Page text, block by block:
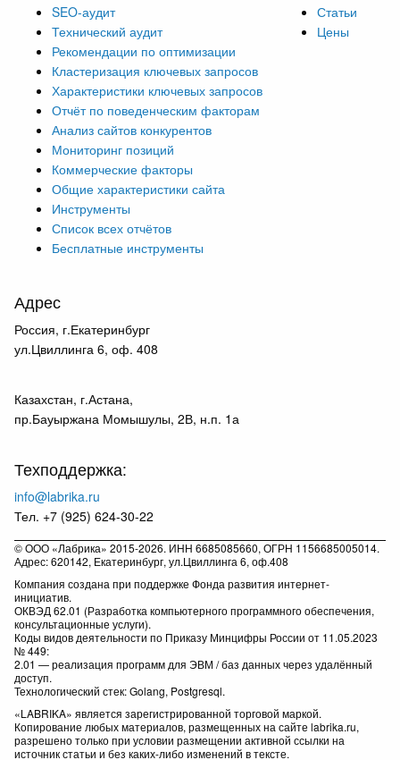
SEO-аудит
Технический аудит
Рекомендации по оптимизации
Кластеризация ключевых запросов
Характеристики ключевых запросов
Отчёт по поведенческим факторам
Анализ сайтов конкурентов
Мониторинг позиций
Коммерческие факторы
Общие характеристики сайта
Инструменты
Список всех отчётов
Бесплатные инструменты
Статьи
Цены
Адрес
Россия, г.Екатеринбург
ул.Цвиллинга 6, оф. 408
Казахстан, г.Астана,
пр.Бауыржана Момышулы, 2В, н.п. 1а
Техподдержка:
info@labrika.ru
Тел. +7 (925) 624-30-22
© ООО «Лабрика» 2015-2026. ИНН 6685085660, ОГРН 1156685005014.
Адрес: 620142, Екатеринбург, ул.Цвиллинга 6, оф.408
Компания создана при поддержке Фонда развития интернет-
инициатив.
ОКВЭД 62.01 (Разработка компьютерного программного обеспечения,
консультационные услуги).
Коды видов деятельности по Приказу Минцифры России от 11.05.2023
№ 449:
2.01 — реализация программ для ЭВМ / баз данных через удалённый
доступ.
Технологический стек: Golang, Postgresql.
«LABRIKA» является зарегистрированной торговой маркой.
Копирование любых материалов, размещенных на сайте labrika.ru,
разрешено только при условии размещении активной ссылки на
источник статьи и без каких-либо изменений в тексте.